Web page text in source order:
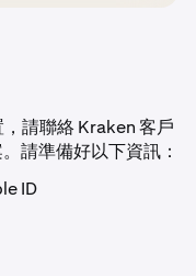
請聯絡 Kraken 客戶
請準備好以下資訊：
ID